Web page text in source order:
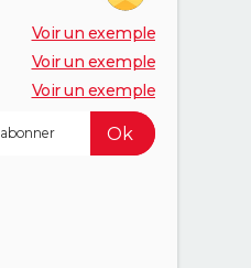
Voir un exemple
Voir un exemple
Voir un exemple